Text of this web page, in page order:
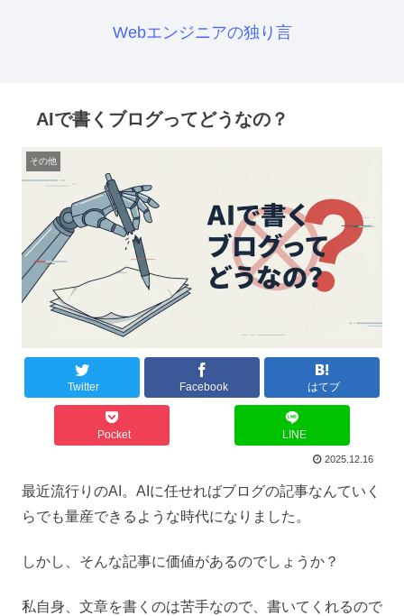
Webエンジニアの独り言
AIで書くブログってどうなの？
その他
Twitter Facebook はてブ
Pocket LINE
2025.12.16
最近流行りのAI。AIに任せればブログの記事なんていく
らでも量産できるような時代になりました。
しかし、そんな記事に価値があるのでしょうか？
私自身、文章を書くのは苦手なので、書いてくれるので